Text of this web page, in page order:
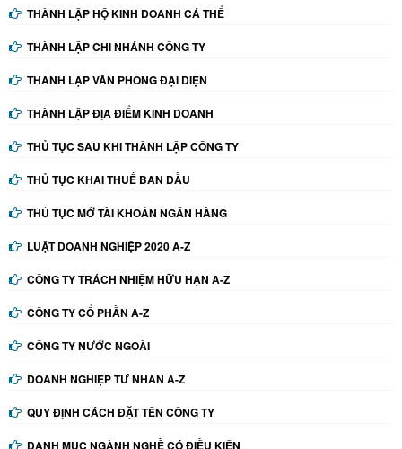
THÀNH LẬP HỘ KINH DOANH CÁ THỂ
THÀNH LẬP CHI NHÁNH CÔNG TY
THÀNH LẬP VĂN PHÒNG ĐẠI DIỆN
THÀNH LẬP ĐỊA ĐIỂM KINH DOANH
THỦ TỤC SAU KHI THÀNH LẬP CÔNG TY
THỦ TỤC KHAI THUẾ BAN ĐẦU
THỦ TỤC MỞ TÀI KHOẢN NGÂN HÀNG
LUẬT DOANH NGHIỆP 2020 A-Z
CÔNG TY TRÁCH NHIỆM HỮU HẠN A-Z
CÔNG TY CỔ PHẦN A-Z
CÔNG TY NƯỚC NGOÀI
DOANH NGHIỆP TƯ NHÂN A-Z
QUY ĐỊNH CÁCH ĐẶT TÊN CÔNG TY